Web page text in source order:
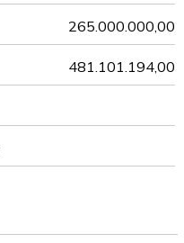
265.000.000,00
481.101.194,00